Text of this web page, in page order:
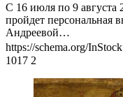
С 16 июля по 9 августа
пройдет персональная
Андреевой…
https://schema.org/InStock
1017 2